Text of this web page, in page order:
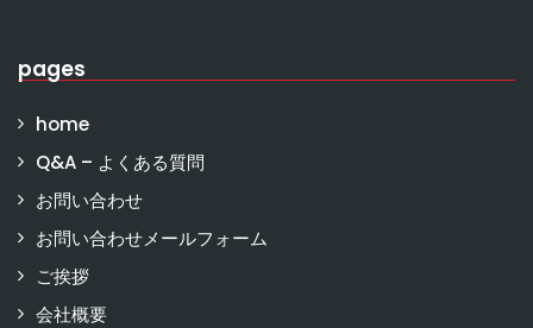
pages
home
Q&A – よくある質問
お問い合わせ
お問い合わせメールフォーム
ご挨拶
会社概要